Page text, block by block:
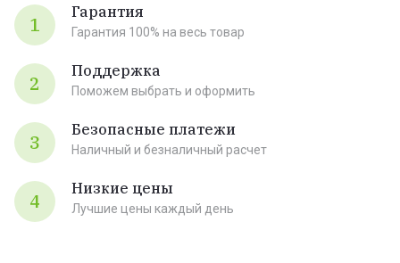
1
Гарантия
Гарантия 100% на весь товар
2
Поддержка
Поможем выбрать и оформить
3
Безопасные платежи
Наличный и безналичный расчет
4
Низкие цены
Лучшие цены каждый день